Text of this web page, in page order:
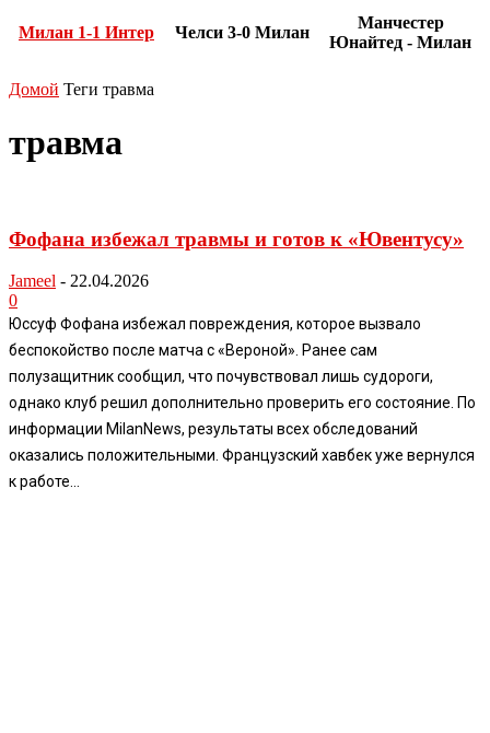
Милан 1-1 Интер Челси 3-0 Милан
Манчестер
Юнайтед - Милан
Домой Теги травма
травма
Фофана избежал травмы и готов к «Ювентусу»
Jameel - 22.04.2026
0
Юссуф Фофана избежал повреждения, которое вызвало
беспокойство после матча с «Вероной». Ранее сам
полузащитник сообщил, что почувствовал лишь судороги,
однако клуб решил дополнительно проверить его состояние. По
информации MilanNews, результаты всех обследований
оказались положительными. Французский хавбек уже вернулся
к работе...